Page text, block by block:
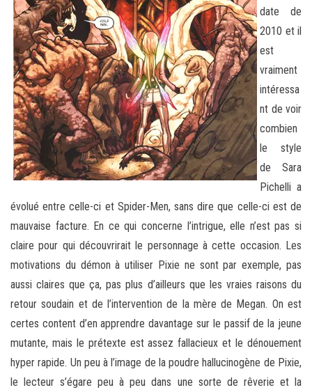
date de
2010 et il
est
vraiment
intéressa
nt de voir
combien
le style
de Sara
Pichelli a
évolué entre celle-ci et Spider-Men, sans dire que celle-ci est de
mauvaise facture. En ce qui concerne l’intrigue, elle n’est pas si
claire pour qui découvrirait le personnage à cette occasion. Les
motivations du démon à utiliser Pixie ne sont par exemple, pas
aussi claires que ça, pas plus d’ailleurs que les vraies raisons du
retour soudain et de l’intervention de la mère de Megan. On est
certes content d’en apprendre davantage sur le passif de la jeune
mutante, mais le prétexte est assez fallacieux et le dénouement
hyper rapide. Un peu à l’image de la poudre hallucinogène de Pixie,
le lecteur s’égare peu à peu dans une sorte de rêverie et la